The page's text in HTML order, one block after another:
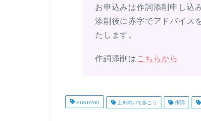
お申込みは作詞添削申し込
添削後に赤字でアドバイス
たします。
作詞添削は こちらから
SUKIYAKI 上を向いて歩こう 作詞